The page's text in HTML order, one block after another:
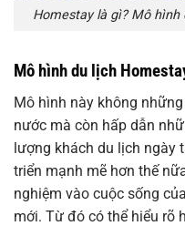
Homestay là gì? Mô
Mô hình du lịch
Mô hình này không
nước mà còn hấp dẫn
lượng khách du lịch ngày
triển mạnh mẽ hơn thế
nghiệm vào cuộc sống
mới. Từ đó có thể hiểu rõ